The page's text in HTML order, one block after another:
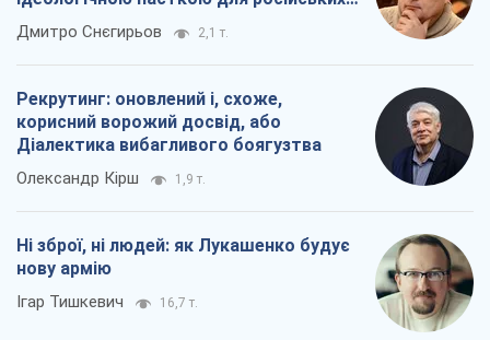
окупантів
Дмитро Снєгирьов 2,1 т.
Рекрутинг: оновлений і, схоже,
корисний ворожий досвід, або
Діалектика вибагливого боягузтва
Олександр Кірш 1,9 т.
Ні зброї, ні людей: як Лукашенко будує
нову армію
Ігар Тишкевич 16,7 т.